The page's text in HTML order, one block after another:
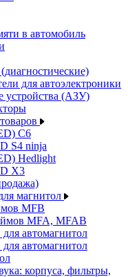
в автомобиль
для автоэлектроники
устройства (АЗУ)
C6
S4 ninja
Hedlight
X3
магнитол
MFB
MFA, MFAB
автомагнитол
автомагнитол
корпуса, фильтры,